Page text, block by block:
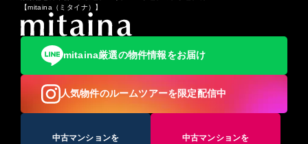
【mitaina（ミタイナ）】
mitaina厳選の物件情報をお届け
人気物件のルームツアーを限定配信中
中古マンションを 中古マンションを